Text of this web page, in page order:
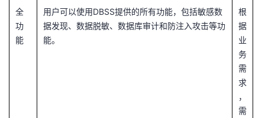
全
功
能
用户可以使用DBSS提供的所有功能，包括敏感数
据发现、数据脱敏、数据库审计和防注入攻击等功
能。
根
据
业
务
需
求
，
需